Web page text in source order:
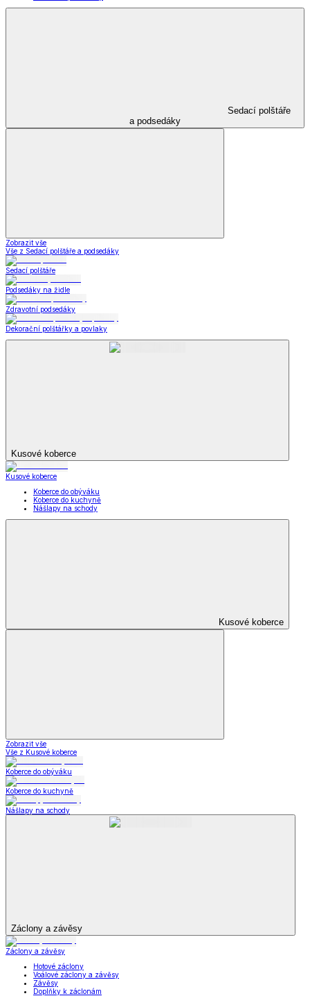
Sedací polštáře
a podsedáky
Zobrazit vše
Vše z Sedací polštáře a podsedáky
Sedací polštáře
Podsedáky na židle
Zdravotní podsedáky
Dekorační polštářky a povlaky
Kusové koberce
Kusové koberce
Koberce do obýváku
Koberce do kuchyně
Nášlapy na schody
Kusové koberce
Zobrazit vše
Vše z Kusové koberce
Koberce do obýváku
Koberce do kuchyně
Nášlapy na schody
Záclony a závěsy
Záclony a závěsy
Hotové záclony
Voálové záclony a závěsy
Závěsy
Doplňky k záclonám